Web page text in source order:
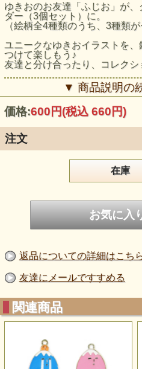
ゆきおのお友達「ふじお」が
ダー（3個セット）に。
（絵柄全4種類のうち、3種類
ユニークなゆきおイラストを
つけて楽しもう♪
友達と分け合ったり、コレク
【サイズ】約W28×H40(mm)
★★ネコポス対応いたします
●ご注文数 2個まで
お届けに、発送から3〜5日程か
封筒でのお届けとなります為、
了承くださいませ。
配送料 全国一律 440円(税込
※「お届け方法選択」では「メ
※写真の写り方や生産ロットに
地色・形状・印刷状態等の違
ご了承の上ご購入下さいます
▼ 商品説明の
価格:600円(税込 660円)
注文
在庫
返品についての詳細はこち
友達にメールですすめる
関連商品